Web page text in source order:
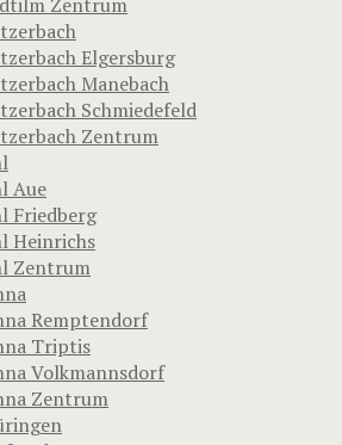
Elgersburg
Manebach
Schmiedefeld
Zentrum
Aue
Friedberg
Heinrichs
Zentrum
Remptendorf
Triptis
Volkmannsdorf
Zentrum